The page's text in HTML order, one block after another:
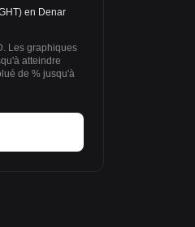
en Denar
Les graphiques
atteindre
de % jusqu'à